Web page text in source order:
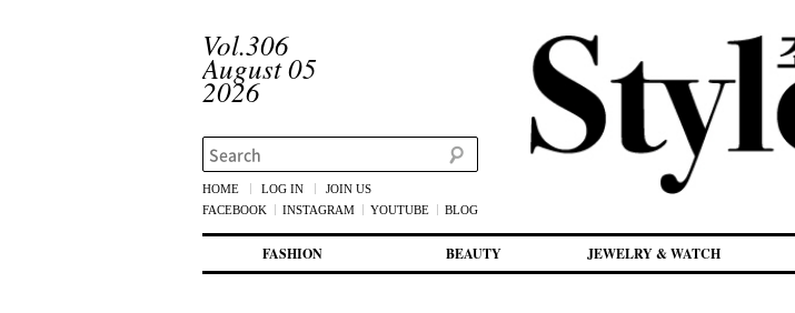
Vol.306
August 05
2026
Search
HOME LOG IN
JOIN US
FACEBOOK
INSTAGRAM YOUTUBE BLOG
첫번째 컨텐츠로 뛰어넘기
두번째 컨텐츠로 뛰어넘기
FASHION BEAUTY JEWELRY & WATCH